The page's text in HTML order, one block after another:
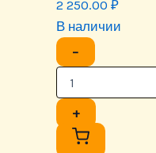
2 250.00 ₽
В наличии
−
+